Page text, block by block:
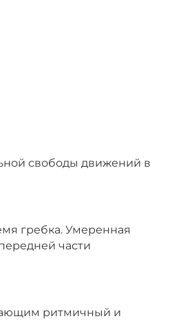
свободы движений в
гребка. Умеренная
части
ритмичный и